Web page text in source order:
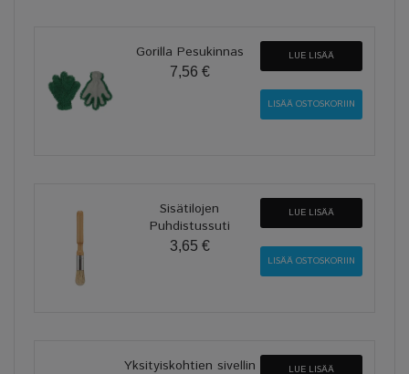
Gorilla Pesukinnas
7,56 €
LUE LISÄÄ
Sisätilojen
Puhdistussuti
3,65 €
LUE LISÄÄ
Yksityiskohtien sivellin LUE LISÄÄ